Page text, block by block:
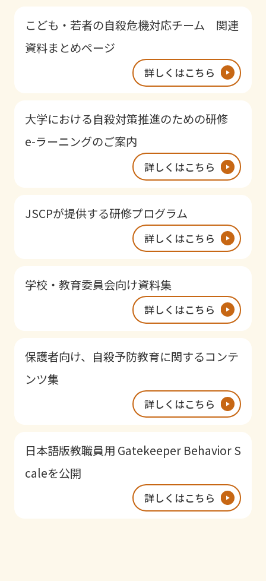
こども・若者の自殺危機対応チーム 関連
資料まとめページ
詳しくはこちら
大学における自殺対策推進のための研修
e-ラーニングのご案内
詳しくはこちら
JSCPが提供する研修プログラム
詳しくはこちら
学校・教育委員会向け資料集
詳しくはこちら
保護者向け、自殺予防教育に関するコンテ
ンツ集
詳しくはこちら
日本語版教職員用 Gatekeeper Behavior S
caleを公開
詳しくはこちら